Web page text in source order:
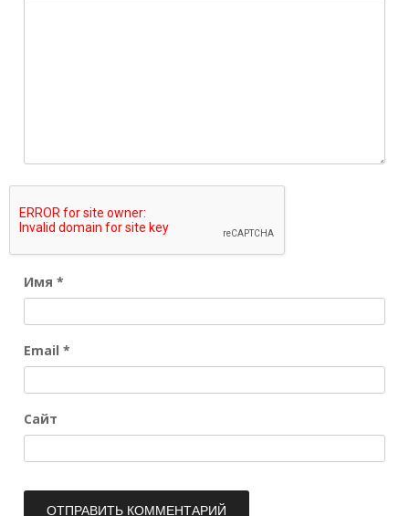
Имя *
Email *
Сайт